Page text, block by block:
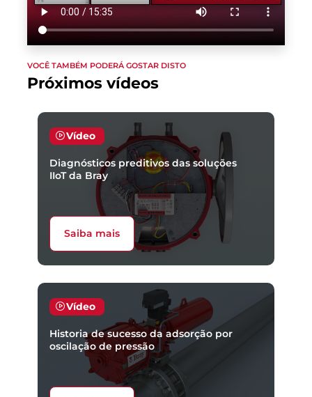
VOCÊ TAMBÉM PODERÁ GOSTAR DISTO
Próximos vídeos
Vídeo
Diagnósticos preditivos das soluções
IIoT da Bray
Saiba mais
Vídeo
Historia de sucesso da adsorção por
oscilação de pressão